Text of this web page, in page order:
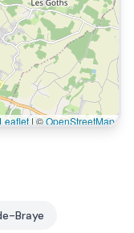
| ©OpenStreetMap
Braye